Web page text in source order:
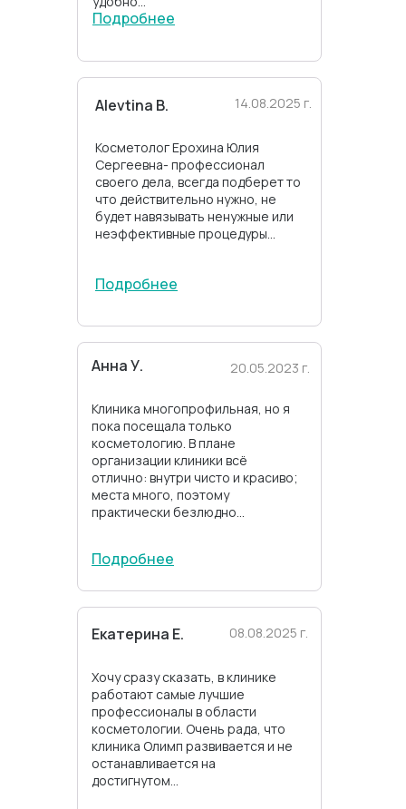
Подробнее
Екатерина Е. 08.08.2025 г.
Хочу сразу сказать, в клинике
работают самые лучшие
профессионалы в области
косметологии. Очень рада, что
клиника Олимп развивается и не
останавливается на
достигнутом...
Alevtina B. 14.08.2025 г.
Косметолог Ерохина Юлия
Сергеевна- профессионал
своего дела, всегда подберет то
что действительно нужно, не
будет навязывать ненужные или
неэффективные процедуры...
Подробнее
Анна У. 20.05.2023 г.
Клиника многопрофильная, но я
пока посещала только
косметологию. В плане
организации клиники всё
отлично: внутри чисто и красиво;
места много, поэтому
практически безлюдно...
Подробнее